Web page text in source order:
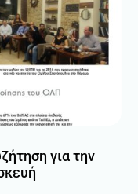
για την